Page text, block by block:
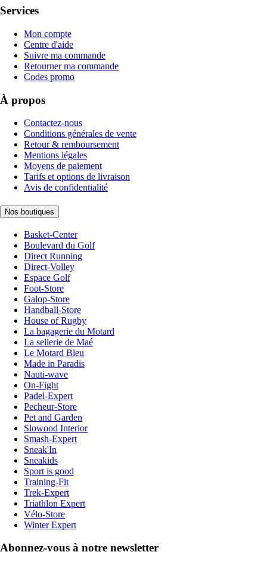
Services
Mon compte
Centre d'aide
Suivre ma commande
Retourner ma commande
Codes promo
À propos
Contactez-nous
Conditions générales de vente
Retour & remboursement
Mentions légales
Moyens de paiement
Tarifs et options de livraison
Avis de confidentialité
Nos boutiques
Basket-Center
Boulevard du Golf
Direct Running
Direct-Volley
Espace Golf
Foot-Store
Galop-Store
Handball-Store
House of Rugby
La bagagerie du Motard
La sellerie de Maé
Le Motard Bleu
Made in Paradis
Nauti-wave
On-Fight
Padel-Expert
Pecheur-Store
Pet and Garden
Slowood Interior
Smash-Expert
Sneak'In
Sneakids
Sport is good
Training-Fit
Trek-Expert
Triathlon Expert
Vélo-Store
Winter Expert
Abonnez-vous à notre newsletter